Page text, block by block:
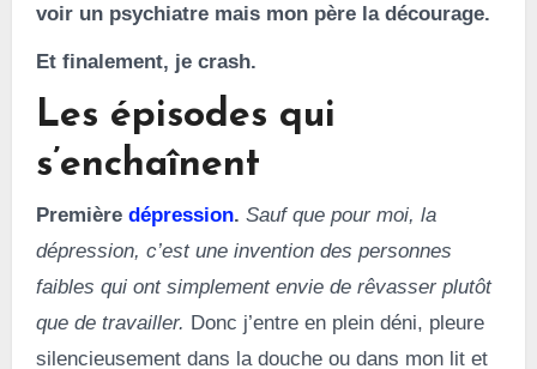
voir un psychiatre mais mon père la décourage.
Et finalement, je crash.
Les épisodes qui
s’enchaînent
Première dépression. Sauf que pour moi, la
dépression, c’est une invention des personnes
faibles qui ont simplement envie de rêvasser plutôt
que de travailler. Donc j’entre en plein déni, pleure
silencieusement dans la douche ou dans mon lit et